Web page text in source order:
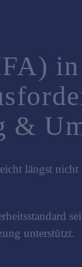
&
längst nicht
unterstützt.